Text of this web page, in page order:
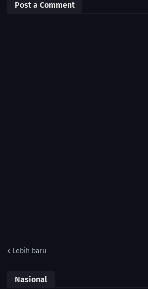
Post a Comment
Lebih baru
Nasional